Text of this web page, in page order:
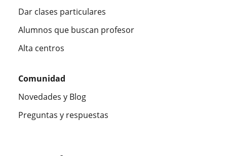
Dar clases particulares
Alumnos que buscan profesor
Alta centros
Comunidad
Novedades y Blog
Preguntas y respuestas